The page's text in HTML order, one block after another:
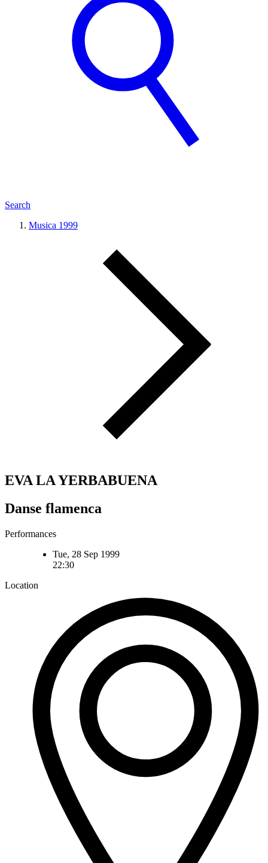
Search
Musica 1999
EVA LA YERBABUENA
Danse flamenca
Performances
Tue, 28 Sep 1999
22:30
Location